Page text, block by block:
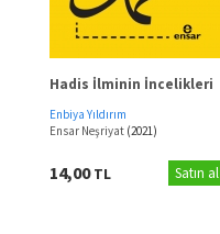
Hadis İlminin İncelikleri
Enbiya Yıldırım
Ensar Neşriyat (2021)
14,00TL Satın al